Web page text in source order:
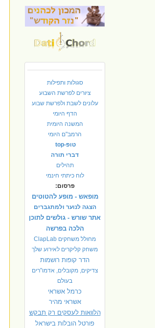
סגולות ותפילות
ציורים לפרשת השבוע
עלונים לשבת ולפרשת שבוע
הדף היומי
המשנה היומית
הרמב"ם היומי
טופ-top
דברי תורה
תהילים
לוח כיתתי חינמי
פרסום:
מופאש - מופע להטוטים
הצגה לנוער ולמתגברים
אתר שורש - גולשים לתוכן
הלכה בפרשה
מחולל משחקים ClapLab
משחק קליקרים לאירוע שלך
הדר קופות רושמות
צדיקים, מקובלים, אדמו"רים
בעולם
כרמל אשראי
אשראי מהיר
הלוואות לעסקים רק תבקש
פורטל הובלות בישראל